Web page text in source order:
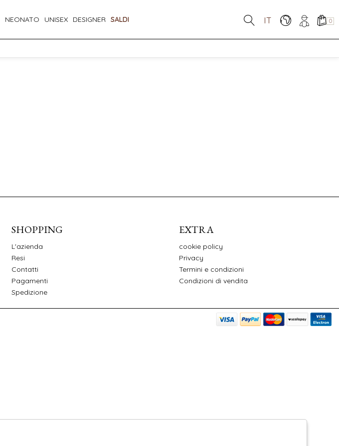
IT 0
NEONATO UNISEX DESIGNER SALDI
SHOPPING
L'azienda
Resi
Contatti
Pagamenti
Spedizione
EXTRA
cookie policy
Privacy
Termini e condizioni
Condizioni di vendita